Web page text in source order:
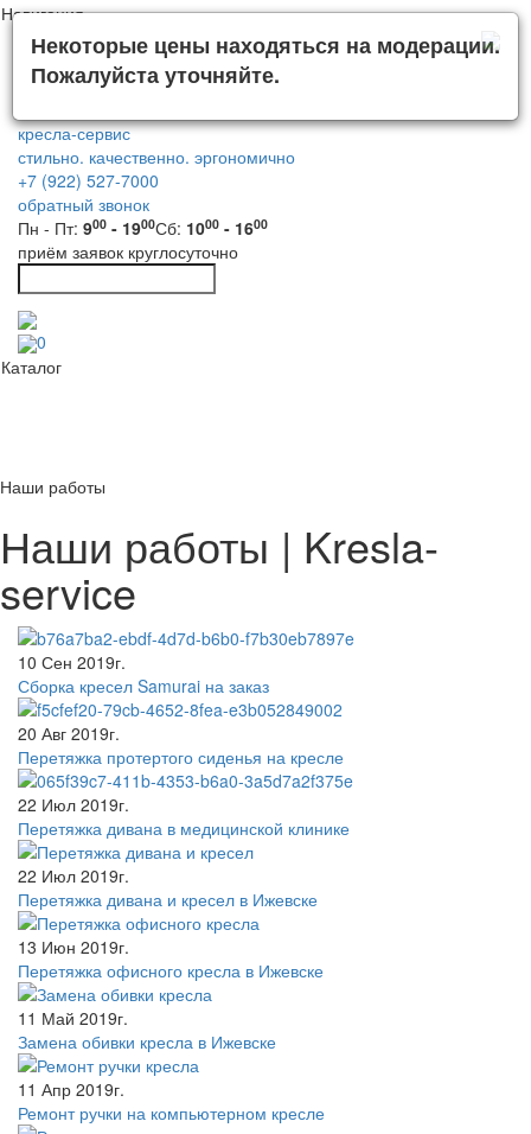
Навигация
кресла-сервис
стильно. качественно. эргономично
+7 (922) 527-7000
обратный звонок
Пн - Пт: 900 - 1900Сб: 1000 - 1600
приём заявок круглосуточно
0
Каталог
Наши работы
Наши работы | Kresla-
service
10 Сен 2019г.
Сборка кресел Samurai на заказ
20 Авг 2019г.
Перетяжка протертого сиденья на кресле
22 Июл 2019г.
Перетяжка дивана в медицинской клинике
22 Июл 2019г.
Перетяжка дивана и кресел в Ижевске
13 Июн 2019г.
Перетяжка офисного кресла в Ижевске
11 Май 2019г.
Замена обивки кресла в Ижевске
11 Апр 2019г.
Ремонт ручки на компьютерном кресле
Некоторые цены находяться на модерации.
Пожалуйста уточняйте.